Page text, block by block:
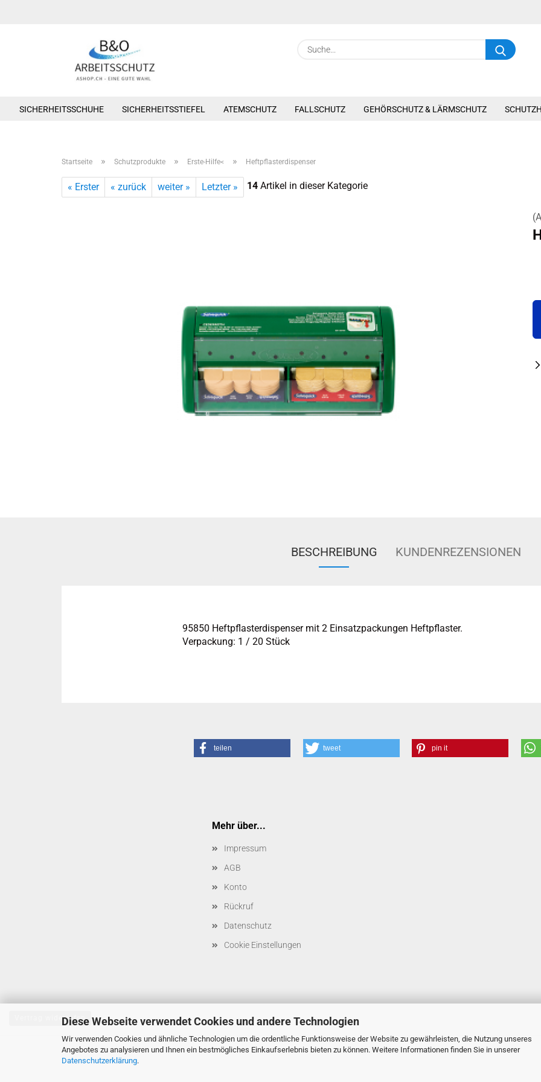
Diese Webseite verwendet Cookies und andere Technologien
Wir verwenden Cookies und ähnliche Technologien um die ordentliche Funktionsweise der Website zu gewährleisten, die Nutzung unseres
Angebotes zu analysieren und Ihnen ein bestmögliches Einkaufserlebnis bieten zu können. Weitere Informationen finden Sie in unserer
Datenschutzerklärung.
SICHERHEITSSCHUHE SICHERHEITSSTIEFEL ATEMSCHUTZ FALLSCHUTZ GEHÖRSCHUTZ & LÄRMSCHUTZ
Startseite » Schutzprodukte » Erste-Hilfe< » Heftpflasterdispenser
« Erster « zurück weiter » Letzter » 14 Artikel in dieser Kategorie
BESCHREIBUNG KUNDENREZENSIONEN
95850 Heftpflasterdispenser mit 2 Einsatzpackungen Heftpflaster.
Verpackung: 1 / 20 Stück
teilen tweet pin it
Mehr über...
Impressum
AGB
Konto
Rückruf
Datenschutz
Cookie Einstellungen
Vertrag widerrufen
Onlineshop erstellen mit Gambio.de © 2026